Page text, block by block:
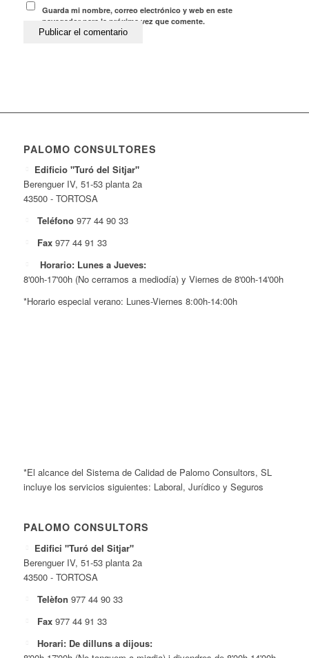
Guarda mi nombre, correo electrónico y web en este
navegador para la próxima vez que comente.
PALOMO CONSULTORES
Edificio "Turó del Sitjar"
Berenguer IV, 51-53 planta 2a
43500 - TORTOSA
Teléfono 977 44 90 33
Fax 977 44 91 33
Horario: Lunes a Jueves:
8'00h-17'00h (No cerramos a mediodía) y Viernes de 8'00h-14'00h
*Horario especial verano: Lunes-Viernes 8:00h-14:00h
*El alcance del Sistema de Calidad de Palomo Consultors, SL
incluye los servicios siguientes: Laboral, Jurídico y Seguros
PALOMO CONSULTORS
Edifici "Turó del Sitjar"
Berenguer IV, 51-53 planta 2a
43500 - TORTOSA
Telèfon 977 44 90 33
Fax 977 44 91 33
Horari: De dilluns a dijous: